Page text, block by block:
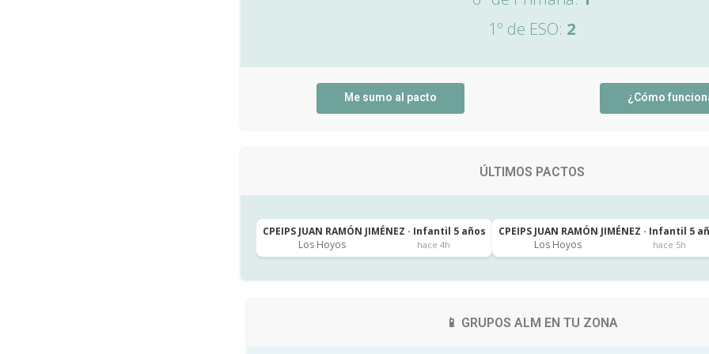
1º de ESO: 2
Me sumo al pacto ¿Cómo
ÚLTIMOS PACTOS
CPEIPS JUAN RAMÓN JIMÉNEZ · Infantil 5 años
Los Hoyos
hace 4h
CPEIPS JUAN RAMÓN JIMÉNEZ · Infantil 5
Los Hoyos
hace 5h
📱 GRUPOS ALM EN TU ZONA